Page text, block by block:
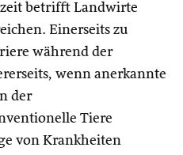
betrifft Landwirte
Einerseits zu
während der
wenn anerkannte
der
Tiere
von Krankheiten